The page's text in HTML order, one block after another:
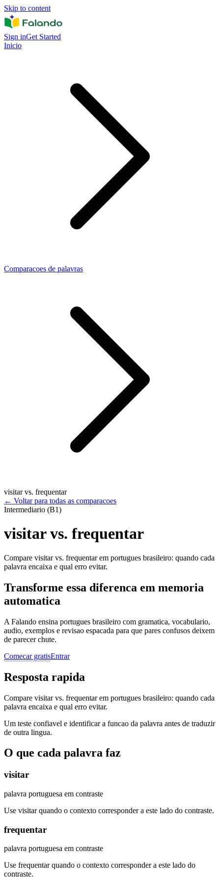
Skip to content
Sign inGet Started
Inicio
Comparacoes de palavras
visitar vs. frequentar
← Voltar para todas as comparacoes
Intermediario (B1)
visitar vs. frequentar
Compare visitar vs. frequentar em portugues brasileiro: quando cada
palavra encaixa e qual erro evitar.
Transforme essa diferenca em memoria
automatica
A Falando ensina portugues brasileiro com gramatica, vocabulario,
audio, exemplos e revisao espacada para que pares confusos deixem
de parecer chute.
Comecar gratisEntrar
Resposta rapida
Compare visitar vs. frequentar em portugues brasileiro: quando cada
palavra encaixa e qual erro evitar.
Um teste confiavel e identificar a funcao da palavra antes de traduzir
de outra lingua.
O que cada palavra faz
visitar
palavra portuguesa em contraste
Use visitar quando o contexto corresponder a este lado do contraste.
frequentar
palavra portuguesa em contraste
Use frequentar quando o contexto corresponder a este lado do
contraste.